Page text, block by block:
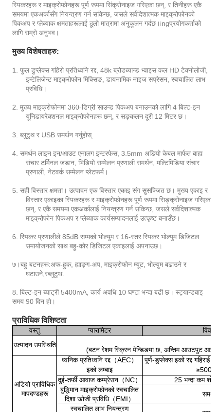
स्पिकरहरू र माइक्रोफोनहरू पूर्ण रूपमा सिंक्रोनाइज गरिएका छन्, र तिनीहरू एकै
समयमा एकअर्कासँग नियन्त्रण गर्न सकिन्छ, जसले सर्वदिशात्मक माइक्रोफोनको
पिकअप र प्लेब्याक क्षमताहरूलाई ठूलो मात्रामा अनुकूलन गर्दछ। ingप्रयोगकर्ताको
लागि राम्रो अनुभव।
मुख्य विशेषताहरु:
1. फुल डुप्लेक्स गहिरो प्रतिध्वनि रद्द, 48k ब्रोडब्यान्ड भ्वाइस कल HD टेक्नोलोजी,
इन्टेलिजेन्ट माइक्रोफोन मिक्सिङ, डायनामिक नाइज सप्रेसन, स्वचालित लाभ
प्रविधि।
2. मुख्य माइक्रोफोनमा 360-डिग्री साउन्ड पिकअप बनाउनको लागि 4 बिल्ट-इन
यूनिडायरेक्शनल माइक्रोफोनहरू छन्, र सङ्कलन दूरी 12 मिटर छ।
3. ब्लुटुथ र USB समर्थन गर्नुहोस्
4. समर्थन लाइन इन/आउट एनालग इन्टरफेस, 3.5mm अडियो केबल मार्फत बाह्य
संचार टर्मिनल जडान, भिडियो सम्मेलन प्रणाली समर्थन, मल्टिमिडिया संचार
प्रणाली, नेटवर्क सम्मेलन प्लेटफर्म।
5. सही विस्तार क्षमता। उत्पादन एक विस्तार एकाइ संग सुसज्जित छ। मुख्य एकाइ र
विस्तार एकाइका स्पिकरहरू र माइक्रोफोनहरू पूर्ण रूपमा सिङ्क्रोनाइज गरिएका
छन्, र एकै समयमा एकअर्कालाई नियन्त्रण गर्न सकिन्छ, जसले सर्वदिशात्मक
माइक्रोफोन पिकअप र प्लेब्याक कार्यसम्पादनलाई उत्कृष्ट बनाउँछ।
6. स्पिकर प्रणालीले 85dB सम्मको भोल्युम र 16-स्तर स्पिकर भोल्युम डिजिटल
समायोजनको साथ बहु-कोर डिजिटल एकाइलाई अपनाउछ।
७।बहु बटनहरू:अफ-हुक, ह्याङ्ग-अप, माइक्रोफोन म्यूट, भोल्युम बढाउने र
घटाउने, रब्लुटुथ.
8. बिल्ट-इन ब्याट्री 5400mA, कार्य अवधि 10 घण्टा भन्दा बढी छ। स्ट्यान्डबाइ
समय 90 दिन हो।
प्राविधिक विशिष्टता
वस्तु प्यारामिटर
विवरण
उत्पादन उपस्थिति
(बटन रेशम स्क्रिन पेन्डिङमा छ, अन्तिम आउटपुट
अडियो प्राविधिक
मापदण्डहरू
ध्वनिक प्रतिध्वनि रद्द（AEC）
पूर्ण-डुप्लेक्स इको रद्द गहिराई
इको लम्बाइ
≥500
दुई-तर्फी आवाज कम्प्रेसन（NC）
25 भन्दा कम
बुद्धिमान माइक्रोफोनको स्वचालित
दिशा खोजी प्रविधि（EMI）
समर्थन
स्वचालित लाभ नियन्त्रण